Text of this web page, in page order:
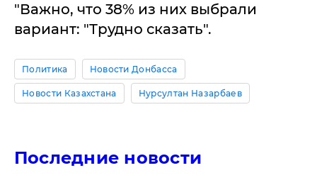
"Важно, что 38% из них выбрали
вариант: "Трудно сказать".
Политика Новости Донбасса
Новости Казахстана Нурсултан Назарбаев
Последние новости